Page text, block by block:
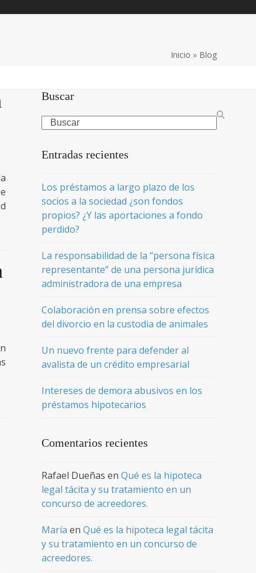
Inicio » Blog
Buscar
Search
Entradas recientes
Los préstamos a largo plazo de los
socios a la sociedad ¿son fondos
propios? ¿Y las aportaciones a fondo
perdido?
La responsabilidad de la “persona física
representante” de una persona jurídica
administradora de una empresa
Colaboración en prensa sobre efectos
del divorcio en la custodia de animales
Un nuevo frente para defender al
avalista de un crédito empresarial
Intereses de demora abusivos en los
préstamos hipotecarios
Comentarios recientes
Rafael Dueñas en Qué es la hipoteca
legal tácita y su tratamiento en un
concurso de acreedores.
María en Qué es la hipoteca legal tácita
y su tratamiento en un concurso de
acreedores.